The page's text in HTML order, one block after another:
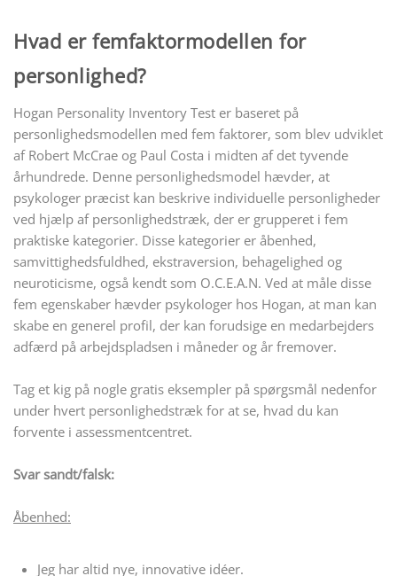
Hvad er femfaktormodellen for
personlighed?
Hogan Personality Inventory Test er baseret på
personlighedsmodellen med fem faktorer, som blev udviklet
af Robert McCrae og Paul Costa i midten af det tyvende
århundrede. Denne personlighedsmodel hævder, at
psykologer præcist kan beskrive individuelle personligheder
ved hjælp af personlighedstræk, der er grupperet i fem
praktiske kategorier. Disse kategorier er åbenhed,
samvittighedsfuldhed, ekstraversion, behagelighed og
neuroticisme, også kendt som O.C.E.A.N. Ved at måle disse
fem egenskaber hævder psykologer hos Hogan, at man kan
skabe en generel profil, der kan forudsige en medarbejders
adfærd på arbejdspladsen i måneder og år fremover.
Tag et kig på nogle gratis eksempler på spørgsmål nedenfor
under hvert personlighedstræk for at se, hvad du kan
forvente i assessmentcentret.
Svar sandt/falsk:
Åbenhed:
Jeg har altid nye, innovative idéer.